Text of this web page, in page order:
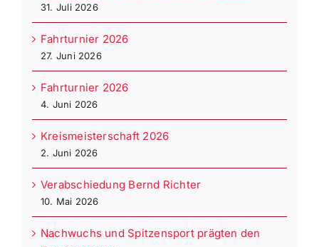
31. Juli 2026
Fahrturnier 2026
27. Juni 2026
Fahrturnier 2026
4. Juni 2026
Kreismeisterschaft 2026
2. Juni 2026
Verabschiedung Bernd Richter
10. Mai 2026
Nachwuchs und Spitzensport prägten den